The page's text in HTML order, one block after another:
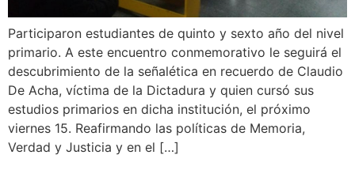
Participaron estudiantes de quinto y sexto año del nivel
primario. A este encuentro conmemorativo le seguirá el
descubrimiento de la señalética en recuerdo de Claudio
De Acha, víctima de la Dictadura y quien cursó sus
estudios primarios en dicha institución, el próximo
viernes 15. Reafirmando las políticas de Memoria,
Verdad y Justicia y en el […]